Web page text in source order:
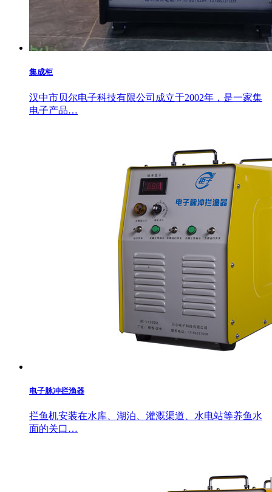
集成柜
汉中市贝尔电子科技有限公司成立于2002年，是一家集
电子产品…
电子脉冲拦渔器
拦鱼机安装在水库、湖泊、灌溉渠道、水电站等养鱼水
面的关口…